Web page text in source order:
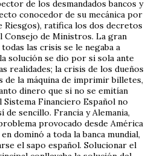
de los desmandados bancos y
conocedor de su mecánica por
Riesgos), ratifica los dos decretos
Consejo de Ministros. La gran
las crisis se le negaba a
solución se dio por si sola ante
realidades; la crisis de los dueños
de la máquina de imprimir billetes,
dinero que si no se emitían
Sistema Financiero Español no
de sencillo. Francia y Alemania,
provocado desde América
dominó a toda la banca mundial,
el sapo español. Solucionar el